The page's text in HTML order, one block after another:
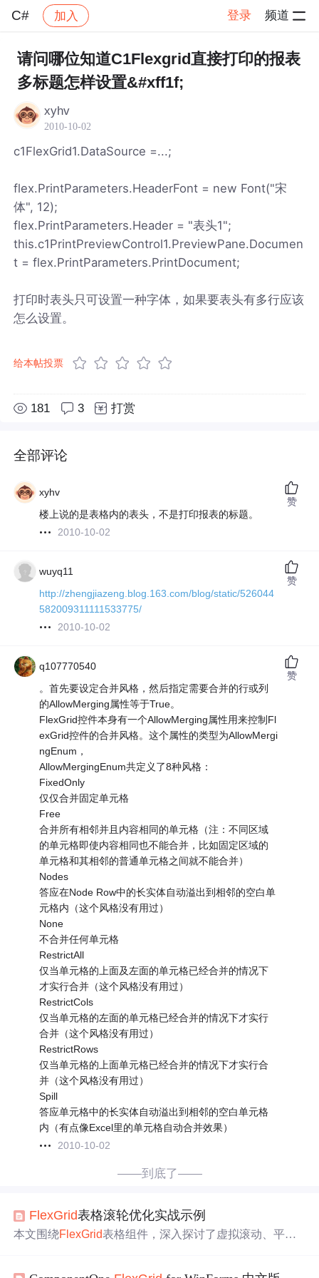
C# 加入 登录 频道
社区 C# 帖子详情
请问哪位知道C1Flexgrid直接打印的报表
多标题怎样设置&#xff1f;
xyhv
2010-10-02
c1FlexGrid1.DataSource =...;
flex.PrintParameters.HeaderFont = new Font("宋
体", 12);
flex.PrintParameters.Header = "表头1";
this.c1PrintPreviewControl1.PreviewPane.Documen
t = flex.PrintParameters.PrintDocument;
打印时表头只可设置一种字体，如果要表头有多行应该
怎么设置。
给本帖投票
181 3 打赏
全部评论
xyhv
楼上说的是表格内的表头，不是打印报表的标题。
2010-10-02
赞
wuyq11
http://zhengjiazeng.blog.163.com/blog/static/526044
582009311111533775/
2010-10-02
赞
q107770540
。首先要设定合并风格，然后指定需要合并的行或列
的AllowMerging属性等于True。
FlexGrid控件本身有一个AllowMerging属性用来控制Fl
exGrid控件的合并风格。这个属性的类型为AllowMergi
ngEnum，
AllowMergingEnum共定义了8种风格：
FixedOnly
仅仅合并固定单元格
Free
合并所有相邻并且内容相同的单元格（注：不同区域
的单元格即使内容相同也不能合并，比如固定区域的
单元格和其相邻的普通单元格之间就不能合并）
Nodes
答应在Node Row中的长实体自动溢出到相邻的空白单
元格内（这个风格没有用过）
None
不合并任何单元格
RestrictAll
仅当单元格的上面及左面的单元格已经合并的情况下
才实行合并（这个风格没有用过）
RestrictCols
仅当单元格的左面的单元格已经合并的情况下才实行
合并（这个风格没有用过）
RestrictRows
仅当单元格的上面单元格已经合并的情况下才实行合
并（这个风格没有用过）
Spill
答应单元格中的长实体自动溢出到相邻的空白单元格
内（有点像Excel里的单元格自动合并效果）
2010-10-02
赞
——到底了——
FlexGrid表格滚轮优化实战示例
本文围绕FlexGrid表格组件，深入探讨了虚拟滚动、平滑